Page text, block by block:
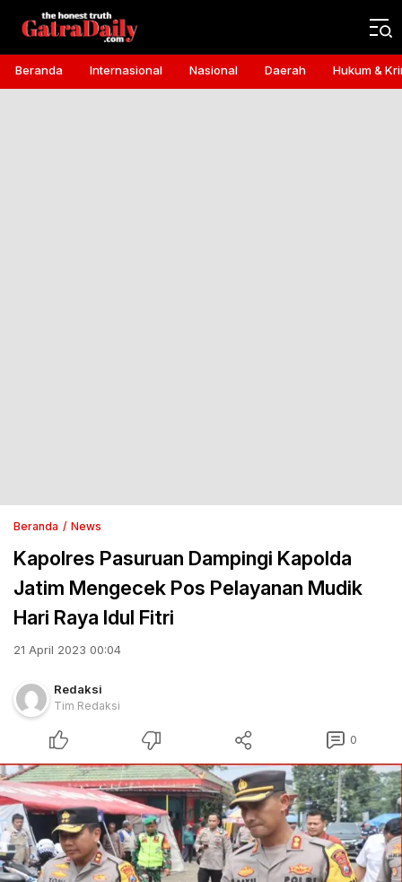
Gatra Daily
the honest truth
Beranda Internasional Nasional Daerah Hukum &
Beranda News
Kapolres Pasuruan Dampingi Kapolda
Jatim Mengecek Pos Pelayanan Mudik
Hari Raya Idul Fitri
21 April 2023 00:04
Redaksi
Tim Redaksi
0